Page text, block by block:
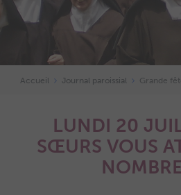
Accueil Journal paroissial Grande
LUNDI 20
SŒURS VOUS